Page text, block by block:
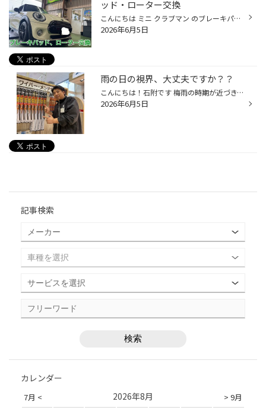
ッド・ローター交換
こんにちは ミニ クラブマン のブレーキパッド・ローター交換を致しました 交換しましたパッド・ローターは ＤＩＸＣＥＬ Ｍパッド ＰＤローター ブレーキセンサーです ブレーキセンサーが反応して ブレーキパッドが少なくなっていたので交換になしました センサーも交換しないとメーターの表示が消...
2026年6月5日
雨の日の視界、大丈夫ですか？？
こんにちは！石附です 梅雨の時期が近づき、雨の日の運転が増える時期になってきました ワイパーは雨の日の安全運転に欠かせない大切な部品ですが、ゴムは紫外線や気温の変化によって少しづつ劣化していきます。 拭きムラが出たり、「ガガガッ」と音がするようになったら交換時期のサインです！ 特...
2026年6月5日
記事検索
カレンダー
7月 < > 9月
2026年8月